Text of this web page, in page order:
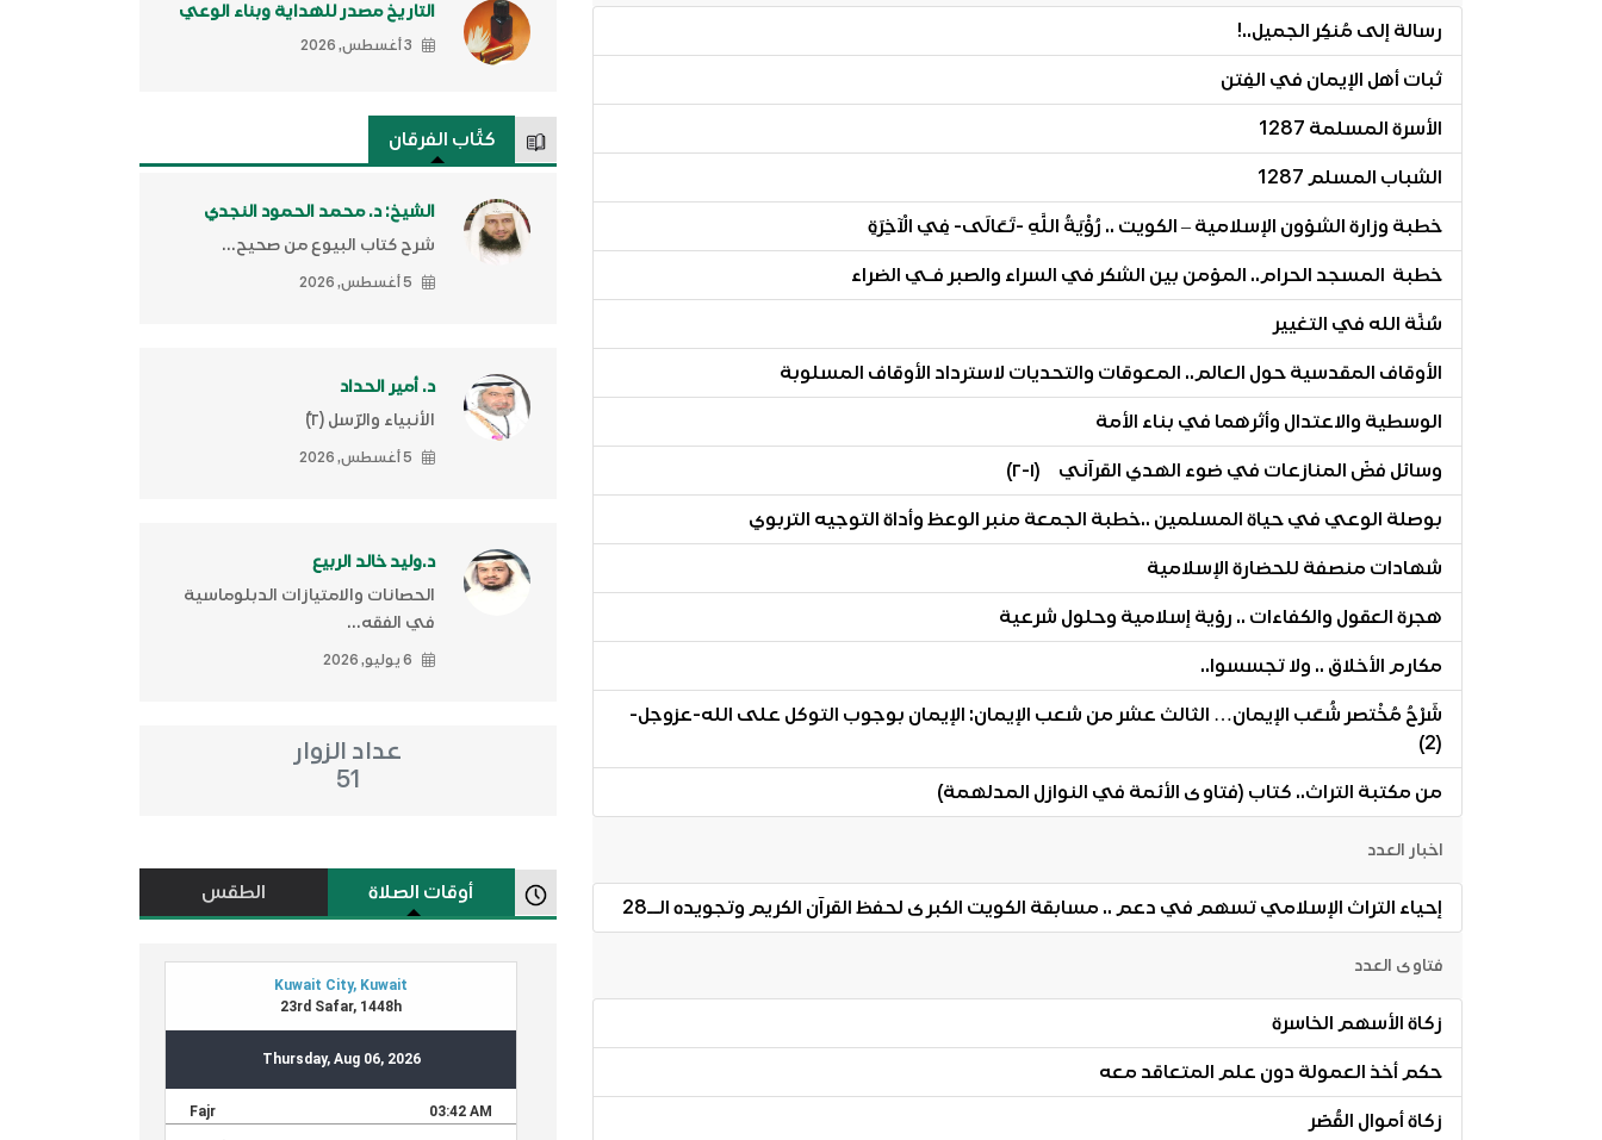
رسالة إلى مُنكِر الجميل..!
ثبات أهل الإيمان في الفِتن
الأسرة المسلمة 1287
الشباب المسلم 1287
خطبة وزارة الشؤون الإسلامية – الكويت .. رُؤْيَةُ اللَّهِ -تَعَالَى- فِي الْآخِرَةِ
خطبة المسجد الحرام.. المؤمن بين الشكر في السراء والصبر فـي الضراء
سُنَّة الله في التغيير
الأوقاف المقدسية حول العالم.. المعوقات والتحديات لاسترداد الأوقاف المسلوبة
الوسطية والاعتدال وأثرهما في بناء الأمة
وسائل فضّ المنازعات في ضوء الهدي القرآني (١-٢)
بوصلة الوعي في حياة المسلمين ..خطبة الجمعة منبر الوعظ وأداة التوجيه التربوي
شهادات منصفة للحضارة الإسلامية
هجرة العقول والكفاءات .. رؤية إسلامية وحلول شرعية
مكارم الأخلاق .. ولا تجسسوا..
شَرْحُ مُخْتصر شُعَب الإيمان… الثالث عشر من شعب الإيمان: الإيمان بوجوب التوكل على الله-عزوجل-
(2)
من مكتبة التراث.. كتاب (فتاوى الأئمة في النوازل المدلهمة)
اخبار العدد
إحياء التراث الإسلامي تسهم في دعم .. مسابقة الكويت الكبرى لحفظ القرآن الكريم وتجويده الــ28
فتاوى العدد
زكاة الأسهم الخاسرة
حكم أخذ العمولة دون علم المتعاقد معه
زكاة أموال القُصّر
التاريخ مصدر للهداية وبناء الوعي
3 أغسطس, 2026
كتَّاب الفرقان
الشيخ: د. محمد الحمود النجدي
شرح كتاب البيوع من صحيح...
5 أغسطس, 2026
د. أمير الحداد
الأنبياء والرّسل (٢)ّ
5 أغسطس, 2026
د.وليد خالد الربيع
الحصانات والامتيازات الدبلوماسية
في الفقه...
6 يوليو, 2026
عداد الزوار
51
أوقات الصلاة الطقس